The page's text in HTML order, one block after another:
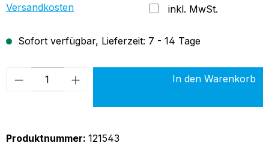
Versandkosten
inkl. MwSt.
Sofort verfügbar, Lieferzeit: 7 - 14 Tage
Produkt Anzahl: Gib den gewünschten
In den Warenkorb
Produktnummer: 121543